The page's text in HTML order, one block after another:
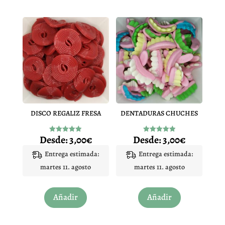
DISCO REGALIZ FRESA
Valorado
con
de 5
Desde:3,00€
Entrega estimada:
martes 11. agosto
Añadir
producto
DENTADURAS CHUCHES
Valorado
con
de 5
Desde:3,00€
Entrega estimada:
martes 11. agosto
Añadir
producto